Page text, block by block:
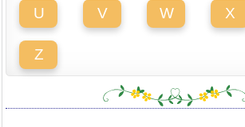
U V W X
Z